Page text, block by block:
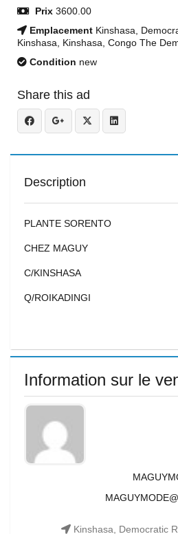
Prix 3600.00
Emplacement Kinshasa,
Kinshasa, Kinshasa, Congo The
Condition new
Share this ad
Description
PLANTE SORENTO
CHEZ MAGUY
C/KINSHASA
Q/ROIKADINGI
Information sur le
Kinshasa, Democratic